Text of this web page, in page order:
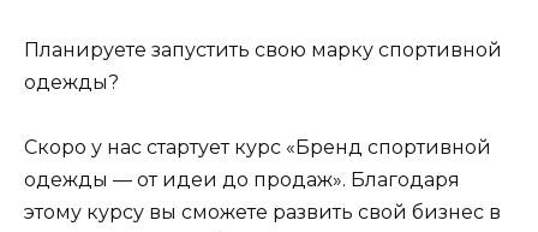
Планируете запустить свою марку спортивной
одежды?
Скоро у нас стартует курс «Бренд спортивной
одежды — от идеи до продаж». Благодаря
этому курсу вы сможете развить свой бизнес в